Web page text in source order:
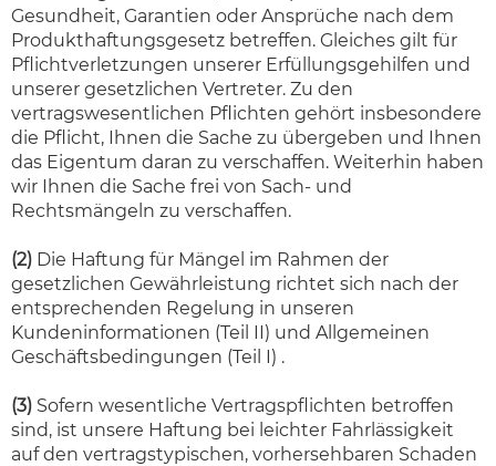
Gesundheit, Garantien oder Ansprüche nach dem
Produkthaftungsgesetz betreffen. Gleiches gilt für
Pflichtverletzungen unserer Erfüllungsgehilfen und
unserer gesetzlichen Vertreter. Zu den
vertragswesentlichen Pflichten gehört insbesondere
die Pflicht, Ihnen die Sache zu übergeben und Ihnen
das Eigentum daran zu verschaffen. Weiterhin haben
wir Ihnen die Sache frei von Sach- und
Rechtsmängeln zu verschaffen.
(2) Die Haftung für Mängel im Rahmen der
gesetzlichen Gewährleistung richtet sich nach der
entsprechenden Regelung in unseren
Kundeninformationen (Teil II) und Allgemeinen
Geschäftsbedingungen (Teil I) .
(3) Sofern wesentliche Vertragspflichten betroffen
sind, ist unsere Haftung bei leichter Fahrlässigkeit
auf den vertragstypischen, vorhersehbaren Schaden